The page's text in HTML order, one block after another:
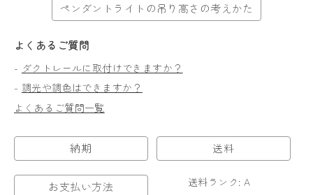
ペンダントライトの吊り高さの考えかた
よくあるご質問
- ダクトレールに取付けできますか？
- 調光や調色はできますか？
よくあるご質問一覧
納期 送料
お支払い方法 送料ランク: A